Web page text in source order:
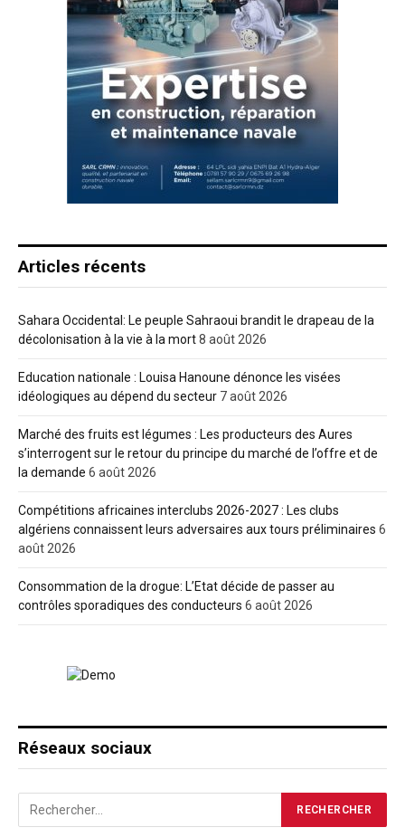
Articles récents
Sahara Occidental: Le peuple Sahraoui brandit le drapeau de la
décolonisation à la vie à la mort8 août 2026
Education nationale : Louisa Hanoune dénonce les visées
idéologiques au dépend du secteur 7 août 2026
Marché des fruits est légumes : Les producteurs des Aures
s’interrogent sur le retour du principe du marché de l’offre et de
la demande 6 août 2026
Compétitions africaines interclubs 2026-2027 : Les clubs
algériens connaissent leurs adversaires aux tours préliminaires 6
août 2026
Consommation de la drogue: L’Etat décide de passer au
contrôles sporadiques des conducteurs 6 août 2026
Réseaux sociaux